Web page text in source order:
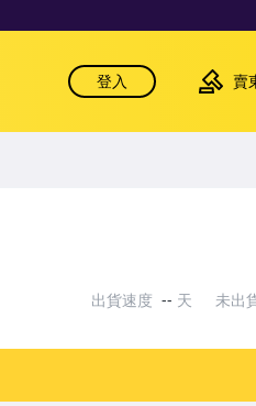
登入 賣
出貨速度 -- 天 未出